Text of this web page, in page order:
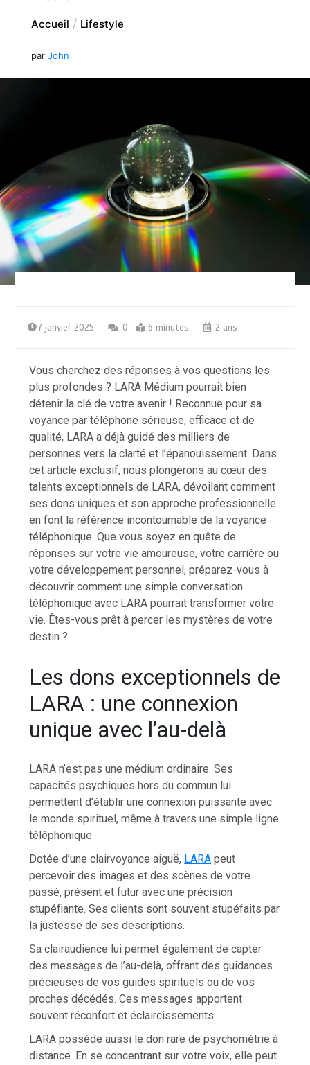
Accueil Lifestyle
par John
7 janvier 2025 0 6 minutes 2 ans
Vous cherchez des réponses à vos questions les
plus profondes ? LARA Médium pourrait bien
détenir la clé de votre avenir ! Reconnue pour sa
voyance par téléphone sérieuse, efficace et de
qualité, LARA a déjà guidé des milliers de
personnes vers la clarté et l’épanouissement. Dans
cet article exclusif, nous plongerons au cœur des
talents exceptionnels de LARA, dévoilant comment
ses dons uniques et son approche professionnelle
en font la référence incontournable de la voyance
téléphonique. Que vous soyez en quête de
réponses sur votre vie amoureuse, votre carrière ou
votre développement personnel, préparez-vous à
découvrir comment une simple conversation
téléphonique avec LARA pourrait transformer votre
vie. Êtes-vous prêt à percer les mystères de votre
destin ?
Les dons exceptionnels de
LARA : une connexion
unique avec l’au-delà
LARA n’est pas une médium ordinaire. Ses
capacités psychiques hors du commun lui
permettent d’établir une connexion puissante avec
le monde spirituel, même à travers une simple ligne
téléphonique.
Dotée d’une clairvoyance aiguë, LARA peut
percevoir des images et des scènes de votre
passé, présent et futur avec une précision
stupéfiante. Ses clients sont souvent stupéfaits par
la justesse de ses descriptions.
Sa clairaudience lui permet également de capter
des messages de l’au-delà, offrant des guidances
précieuses de vos guides spirituels ou de vos
proches décédés. Ces messages apportent
souvent réconfort et éclaircissements.
LARA possède aussi le don rare de psychométrie à
distance. En se concentrant sur votre voix, elle peut